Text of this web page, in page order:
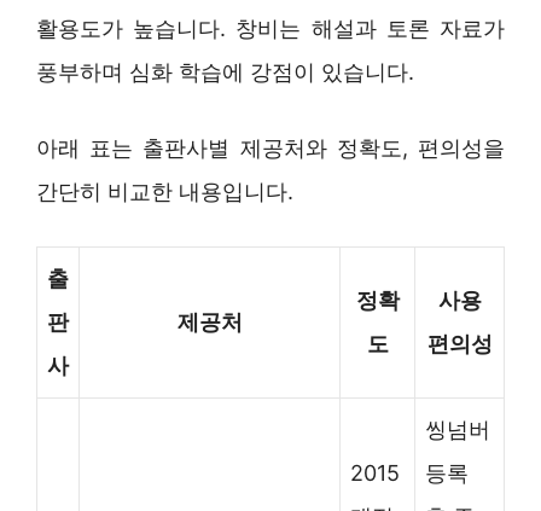
활용도가 높습니다. 창비는 해설과 토론 자료가
풍부하며 심화 학습에 강점이 있습니다.
아래 표는 출판사별 제공처와 정확도, 편의성을
간단히 비교한 내용입니다.
출
판
사
제공처
정확
도
사용
편의성
2015
씽넘버
등록